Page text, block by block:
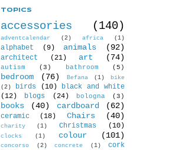
Topics
accessories (140)
adventcalendar (2) africa (1)
alphabet (9) animals (92)
architect (21) art (74)
autism (3) bathroom (5)
bedroom (76) Befana (1)
bike
(2)
birds (10)
black and white
(12)
blogs (24) bologna (3)
books (40) cardboard (62)
ceramic (18) Chairs (40)
charity (1) Christmas (10)
clocks (1) colour (101)
concorso (2) concrete (1)
cork